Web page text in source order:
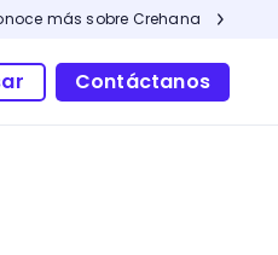
más sobre Crehana
Contáctanos